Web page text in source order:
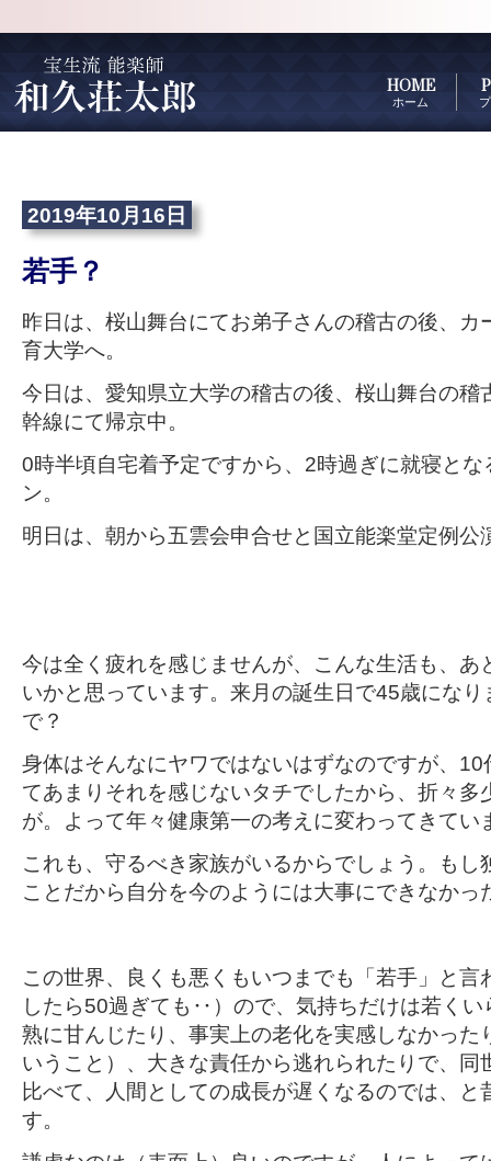
HOME
ホーム
2019年10月16日
若手？
昨日は、桜山舞台にてお弟子さんの稽古の後、カ
育大学へ。
今日は、愛知県立大学の稽古の後、桜山舞台の稽
幹線にて帰京中。
0時半頃自宅着予定ですから、2時過ぎに就寝とな
ン。
明日は、朝から五雲会申合せと国立能楽堂定例公
今は全く疲れを感じませんが、こんな生活も、あ
いかと思っています。来月の誕生日で45歳にな
で？
身体はそんなにヤワではないはずなのですが、
てあまりそれを感じないタチでしたから、折々多
が。よって年々健康第一の考えに変わってきてい
これも、守るべき家族がいるからでしょう。もし
ことだから自分を今のようには大事にできなかっ
この世界、良くも悪くもいつまでも「若手」と言
したら50過ぎても‥）ので、気持ちだけは若くい
熟に甘んじたり、事実上の老化を実感しなかった
いうこと）、大きな責任から逃れられたりで、同
比べて、人間としての成長が遅くなるのでは、と
す。